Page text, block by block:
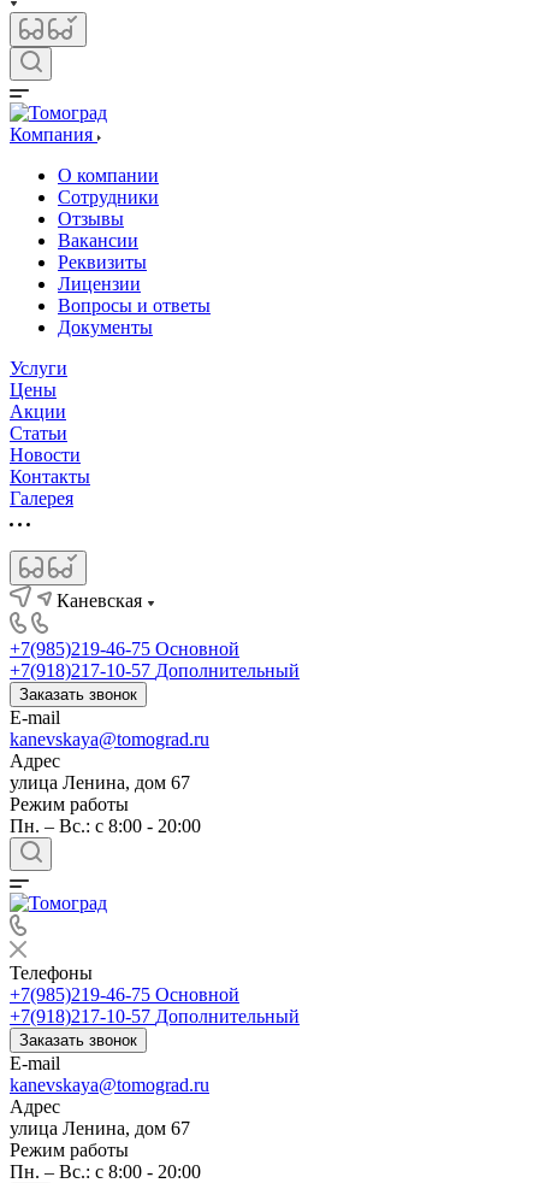
Компания
О компании
Сотрудники
Отзывы
Вакансии
Реквизиты
Лицензии
Вопросы и ответы
Документы
Услуги
Цены
Акции
Статьи
Новости
Контакты
Галерея
Каневская
+7(985)219-46-75 Основной
+7(918)217-10-57 Дополнительный
Заказать звонок
E-mail
kanevskaya@tomograd.ru
Адрес
улица Ленина, дом 67
Режим работы
Пн. – Вс.: c 8:00 - 20:00
Телефоны
+7(985)219-46-75 Основной
+7(918)217-10-57 Дополнительный
Заказать звонок
E-mail
kanevskaya@tomograd.ru
Адрес
улица Ленина, дом 67
Режим работы
Пн. – Вс.: c 8:00 - 20:00